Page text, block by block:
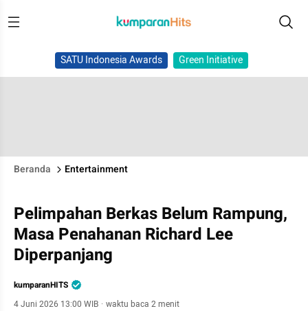
SATU Indonesia Awards Green Initiative
Beranda Entertainment
Pelimpahan Berkas Belum Rampung,
Masa Penahanan Richard Lee
Diperpanjang
kumparanHITS
4 Juni 2026 13:00 WIB · waktu baca 2 menit